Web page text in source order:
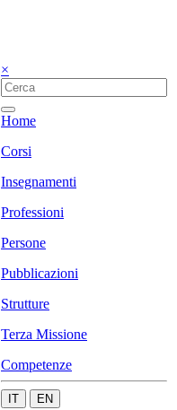
×
Home
Corsi
Insegnamenti
Professioni
Persone
Pubblicazioni
Strutture
Terza Missione
Competenze
IT EN